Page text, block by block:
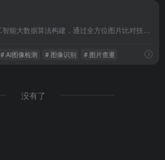
# AI图像检测 # 图像识别 # 图片查重
没有了